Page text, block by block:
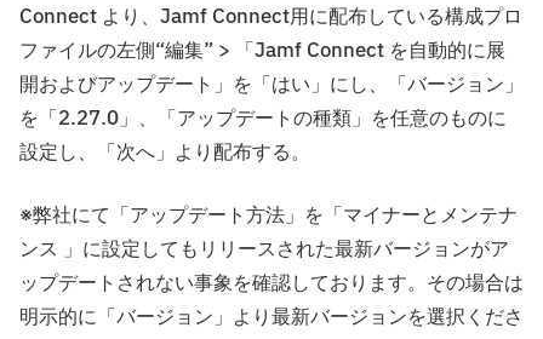
Connect より、Jamf Connect用に配布している構成プロ
ファイルの左側“編集” > 「Jamf Connect を自動的に展
開およびアップデート」を「はい」にし、「バージョン」
を「2.27.0」、「アップデートの種類」を任意のものに
設定し、「次へ」より配布する。
※弊社にて「アップデート方法」を「マイナーとメンテナ
ンス 」に設定してもリリースされた最新バージョンがア
ップデートされない事象を確認しております。その場合は
明示的に「バージョン」より最新バージョンを選択くださ